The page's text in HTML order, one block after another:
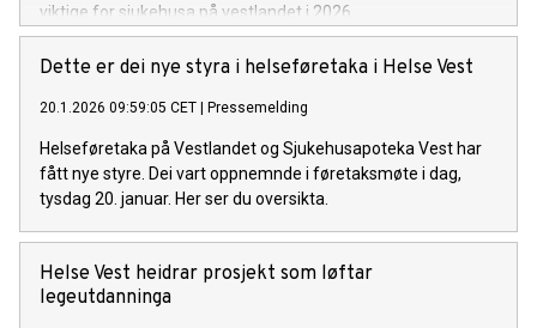
viktige for sjukehusa på vestlandet i 2026.
Dette er dei nye styra i helseføretaka i Helse Vest
20.1.2026 09:59:05 CET Pressemelding
Helseføretaka på Vestlandet og Sjukehusapoteka Vest har
fått nye styre. Dei vart oppnemnde i føretaksmøte i dag,
tysdag 20. januar. Her ser du oversikta.
Helse Vest heidrar prosjekt som løftar
legeutdanninga